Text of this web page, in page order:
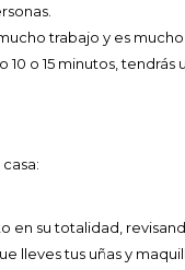
trabajo y es
o 15 minutos,
en su totalidad,
lleves tus uñas y